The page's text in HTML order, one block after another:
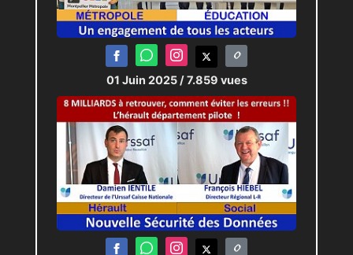
01 Juin 2025 / 7.859 vues